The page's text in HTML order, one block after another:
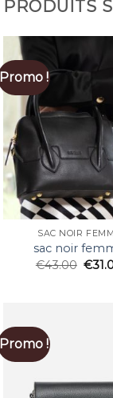
PRODUITS
Promo !
SAC NOIR
sac noir
€43.00 €
Promo !